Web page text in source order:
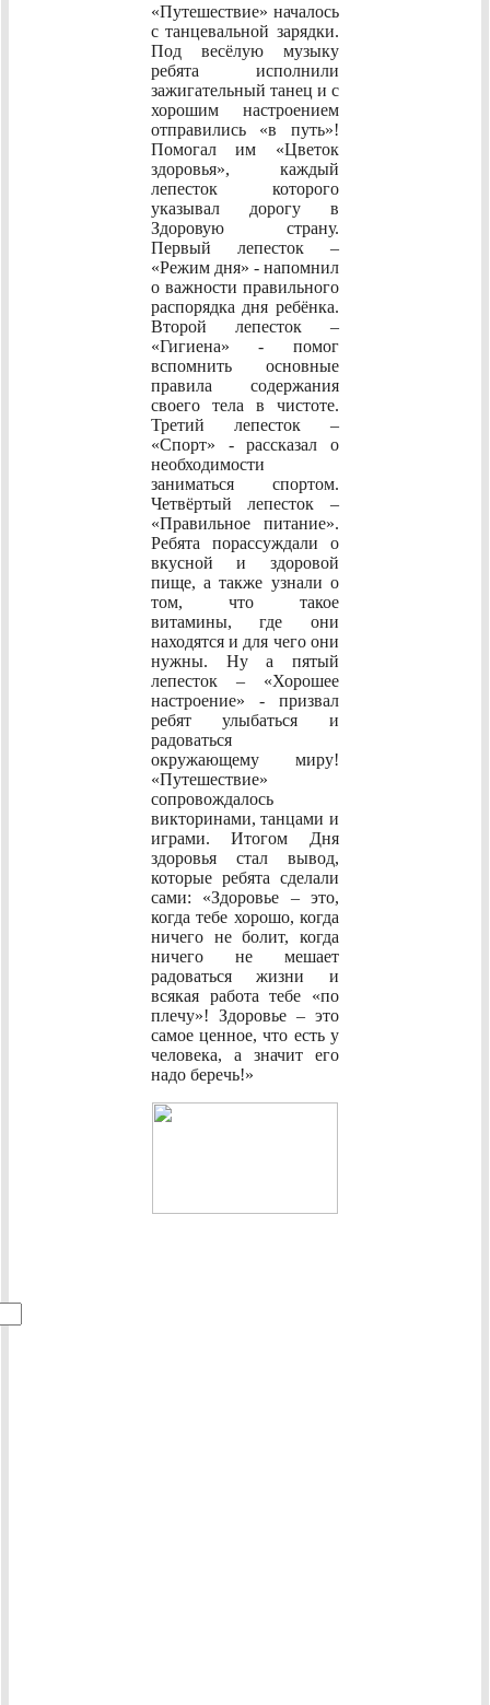
«Путешествие» началось
с танцевальной зарядки.
Под весёлую музыку
ребята исполнили
зажигательный танец и с
хорошим настроением
отправились «в путь»!
Помогал им «Цветок
здоровья», каждый
лепесток которого
указывал дорогу в
Здоровую страну.
Первый лепесток –
«Режим дня» - напомнил
о важности правильного
распорядка дня ребёнка.
Второй лепесток –
«Гигиена» - помог
вспомнить основные
правила содержания
своего тела в чистоте.
Третий лепесток –
«Спорт» - рассказал о
необходимости
заниматься спортом.
Четвёртый лепесток –
«Правильное питание».
Ребята порассуждали о
вкусной и здоровой
пище, а также узнали о
том, что такое
витамины, где они
находятся и для чего они
нужны. Ну а пятый
лепесток – «Хорошее
настроение» - призвал
ребят улыбаться и
радоваться
окружающему миру!
«Путешествие»
сопровождалось
викторинами, танцами и
играми. Итогом Дня
здоровья стал вывод,
которые ребята сделали
сами: «Здоровье – это,
когда тебе хорошо, когда
ничего не болит, когда
ничего не мешает
радоваться жизни и
всякая работа тебе «по
плечу»! Здоровье – это
самое ценное, что есть у
человека, а значит его
надо беречь!»